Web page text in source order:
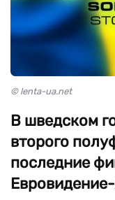
© lenta-ua.net
В шведском
второго
последние